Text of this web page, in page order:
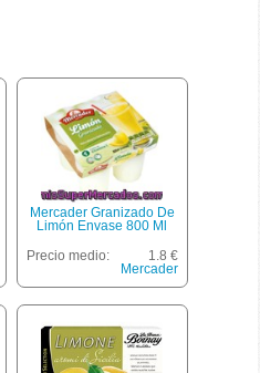
Mercader Granizado De
Limón Envase 800 Ml
Precio medio:
1.8 €
Mercader